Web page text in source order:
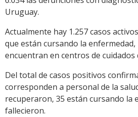
Uruguay.
Actualmente hay 1.257 casos
que están cursando la enfermedad,
encuentran en centros de cuidados
Del total de casos positivos
corresponden a personal de la
recuperaron, 35 están cursando la
fallecieron.